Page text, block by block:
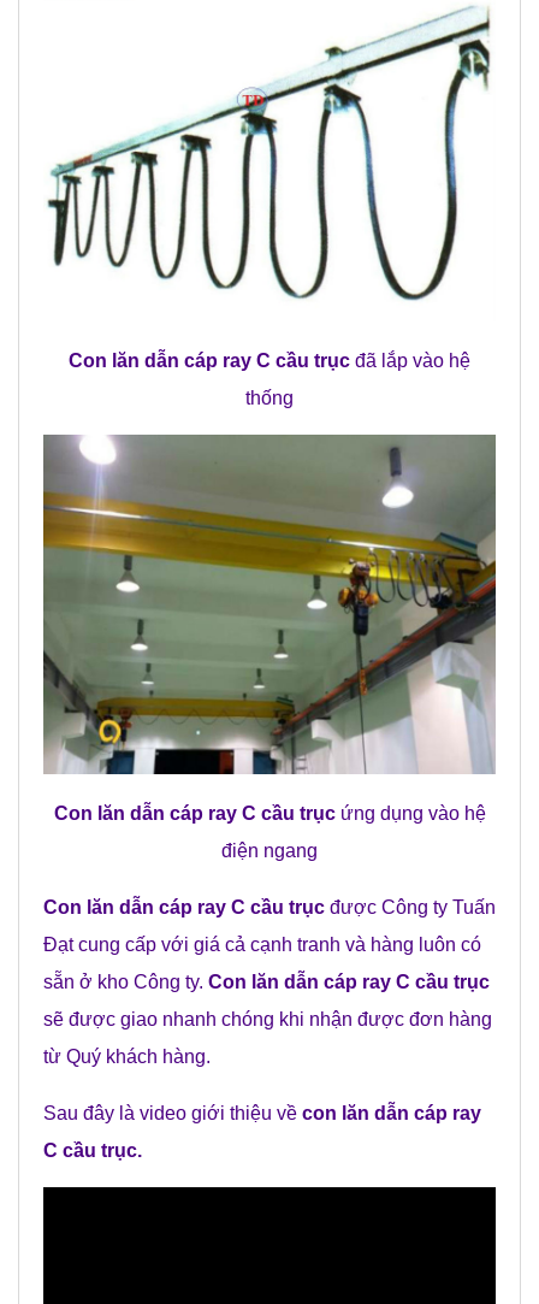
Con lăn dẫn cáp ray C cầu trục đã lắp vào hệ
thống
Con lăn dẫn cáp ray C cầu trụcứng dụng vào hệ
điện ngang
Con lăn dẫn cáp ray C cầu trục được Công ty Tuấn
Đạt cung cấp với giá cả cạnh tranh và hàng luôn có
sẵn ở kho Công ty. Con lăn dẫn cáp ray C cầu trục
sẽ được giao nhanh chóng khi nhận được đơn hàng
từ Quý khách hàng.
Sau đây là video giới thiệu về con lăn dẫn cáp ray
C cầu trục.